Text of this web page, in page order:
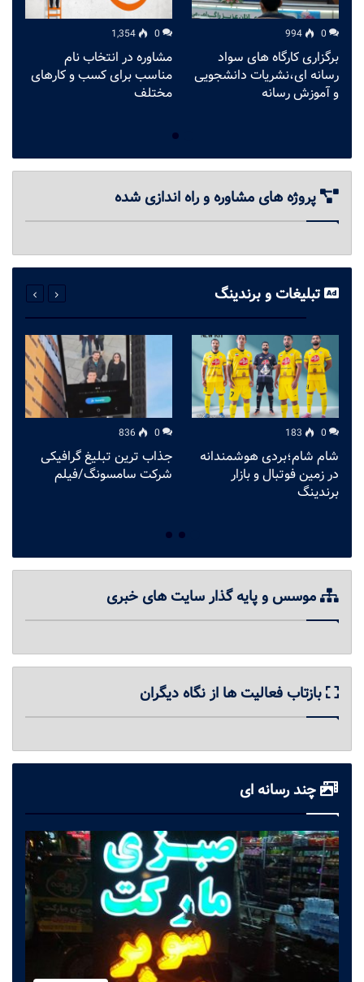
0
994
برگزاری کارگاه های سواد
رسانه ای،نشریات دانشجویی
و آموزش رسانه
0
1,354
مشاوره در انتخاب نام
مناسب برای کسب و کارهای
مختلف
پروژه های مشاوره و راه اندازی شده
تبلیغات و برندینگ
0
183
شام شام؛بردی هوشمندانه
در زمین فوتبال و بازار
برندینگ
0
836
جذاب ترین تبلیغ گرافیکی
شرکت سامسونگ/فیلم
موسس و پایه گذار سایت های خبری
بازتاب فعالیت ها از نگاه دیگران
چند رسانه ای